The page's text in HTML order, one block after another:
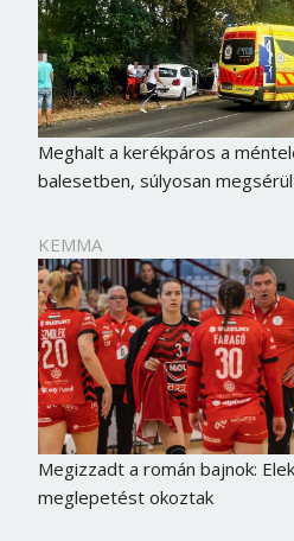
Meghalt a kerékpáros a
balesetben, súlyosan
KEMMA
Megizzadt a román bajnok:
meglepetést okoztak